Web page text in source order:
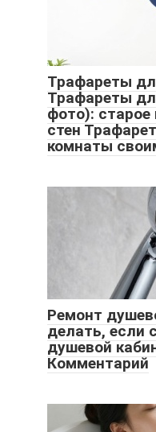
Трафареты
Трафареты
фото): старое
стен
комнаты
Ремонт
делать, если
душевой
Комментарий